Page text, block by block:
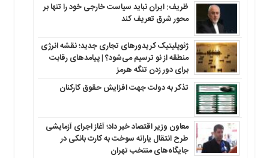
ظریف: ایران نباید سیاست خارجی خود را تنها بر
محور شرق تعریف کند
ژئوپلیتیک کریدورهای تجاری جدید؛ نقشه انرژی
منطقه‌ از نو ترسیم می‌شود؟ | پیامدهای رقابت
برای دور زدن تنگه هرمز
تذکر به دولت جهت افزایش حقوق کارکنان ‌
معاون وزیر اقتصاد خبر داد؛ آغاز اجرای آزمایشی
طرح انتقال یارانه سوخت به کارت بانکی در
جایگاه‌های منتخب تهران